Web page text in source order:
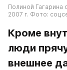
Полиной
2007 г. Фото:
Кроме
люди
внешнее